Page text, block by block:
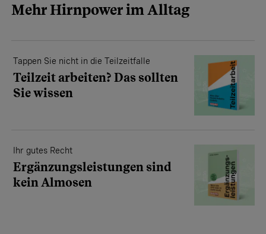
Mehr Hirnpower im Alltag
Tappen Sie nicht in die Teilzeitfalle
Teilzeit arbeiten? Das sollten
Sie wissen
Ihr gutes Recht
Ergänzungsleistungen sind
kein Almosen